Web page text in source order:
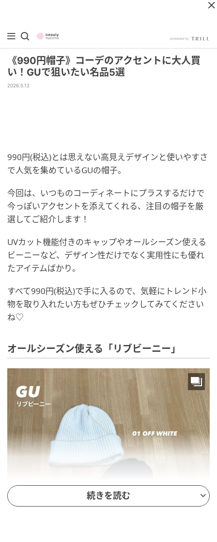
《990円帽子》コーデのアクセントに大人買
い！GUで狙いたい名品5選
2026.5.12
990円(税込)とは思えない高見えデザインと使いやすさ
で人気を集めているGUの帽子。
今回は、いつものコーディネートにプラスするだけで
今っぽいアクセントを添えてくれる、注目の帽子を厳
選してご紹介します！
UVカット機能付きのキャップやオールシーズン使える
ビーニーなど、デザイン性だけでなく実用性にも優れ
たアイテムばかり。
すべて990円(税込)で手に入るので、気軽にトレンド小
物を取り入れたい方もぜひチェックしてみてください
ね♡
オールシーズン使える「リブビーニー」
続きを読む